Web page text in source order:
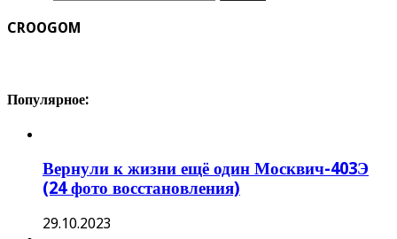
CROOGOM
Популярное:
Вернули к жизни ещё один Москвич-403Э
(24 фото восстановления)
29.10.2023